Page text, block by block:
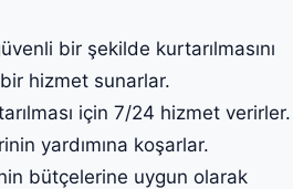
bir şekilde kurtarılmasını
bir hizmet sunarlar.
için 7/24 hizmet verirler.
yardımına koşarlar.
bütçelerine uygun olarak